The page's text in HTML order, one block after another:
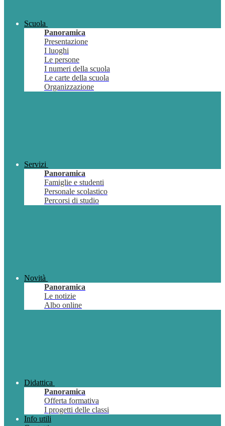
Scuola
Panoramica
Presentazione
I luoghi
Le persone
I numeri della scuola
Le carte della scuola
Organizzazione
Servizi
Panoramica
Famiglie e studenti
Personale scolastico
Percorsi di studio
Novità
Panoramica
Le notizie
Albo online
Didattica
Panoramica
Offerta formativa
I progetti delle classi
Info utili